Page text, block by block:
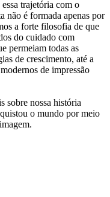
trajetória com o
não é formada apenas por
a forte filosofia de que
do cuidado com
permeiam todas as
de crescimento, até a
de impressão
sobre nossa história
o mundo por meio